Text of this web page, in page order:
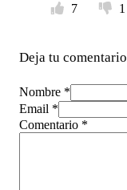
7
1
Deja tu comentario
Nombre *
Email *
Comentario *